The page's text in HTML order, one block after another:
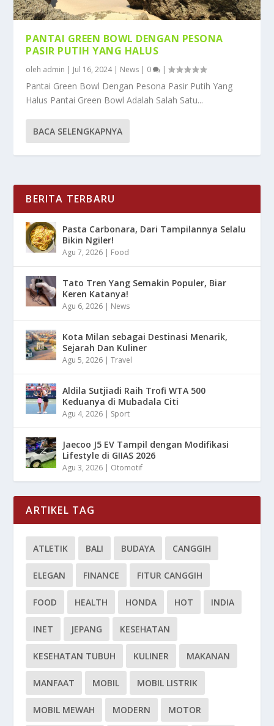
PANTAI GREEN BOWL DENGAN PESONA
PASIR PUTIH YANG HALUS
oleh admin | Jul 16, 2024| News | 0 |
Pantai Green Bowl Dengan Pesona Pasir Putih Yang
Halus Pantai Green Bowl Adalah Salah Satu...
BACA SELENGKAPNYA
BERITA TERBARU
Pasta Carbonara, Dari Tampilannya Selalu
Bikin Ngiler!
Agu 7, 2026 | Food
Tato Tren Yang Semakin Populer, Biar
Keren Katanya!
Agu 6, 2026 | News
Kota Milan sebagai Destinasi Menarik,
Sejarah Dan Kuliner
Agu 5, 2026 |Travel
Aldila Sutjiadi Raih Trofi WTA 500
Keduanya di Mubadala Citi
Agu 4, 2026 | Sport
Jaecoo J5 EV Tampil dengan Modifikasi
Lifestyle di GIIAS 2026
Agu 3, 2026 | Otomotif
ARTIKEL TAG
ATLETIK BALI BUDAYA CANGGIH
ELEGAN FINANCE FITUR CANGGIH
FOOD HEALTH HONDA HOT INDIA
INET JEPANG KESEHATAN
KESEHATAN TUBUH KULINER MAKANAN
MANFAAT MOBIL MOBIL LISTRIK
MOBIL MEWAH MODERN MOTOR